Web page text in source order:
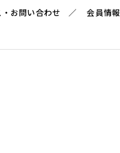
お問い合わせ 会員情報